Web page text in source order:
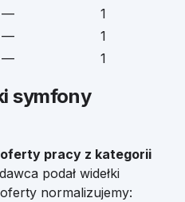
—
1
—
1
— 1
symfony
pracy z kategorii
podał widełki
normalizujemy: